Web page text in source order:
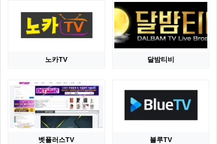
노카TV 달밤티비
벳플러스TV 블루TV